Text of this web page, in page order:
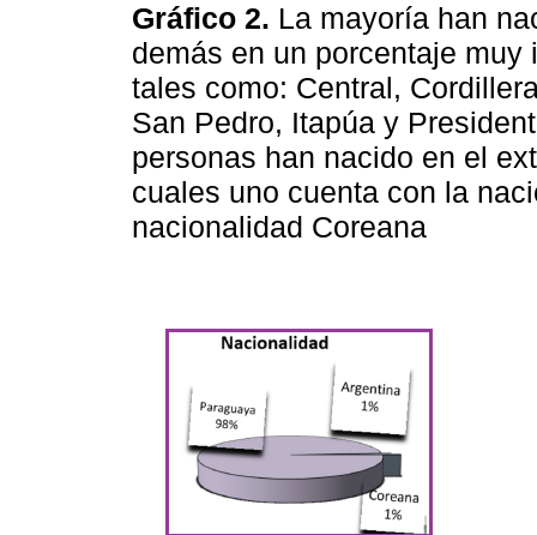
Gráfico 2. La mayoría han
demás en un porcentaje
tales como: Central,
San Pedro, Itapúa y
personas han nacido en el
cuales uno cuenta con la
nacionalidad Coreana